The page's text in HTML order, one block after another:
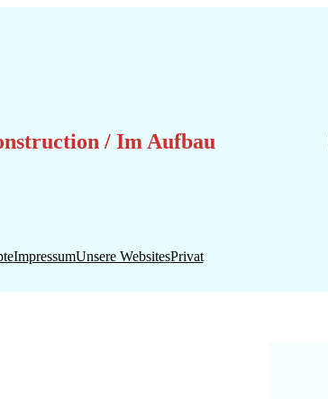
/ Im Aufbau
ImpressumUnsere WebsitesPrivat